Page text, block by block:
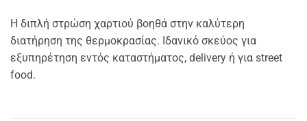
Η διπλή στρώση χαρτιού βοηθά στην καλύτερη
διατήρηση της θερμοκρασίας. Ιδανικό σκεύος για
εξυπηρέτηση εντός καταστήματος, delivery ή για street
food.